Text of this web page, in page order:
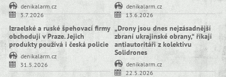
denikalarm.cz
3.7.2026
denikalarm.cz
13.6.2026
Izraelské a ruské špehovací firmy
obchodují v Praze. Jejich
produkty používá i česká policie
denikalarm.cz
31.5.2026
„Drony jsou dnes nejzásadnější
zbraní ukrajinské obrany,“ říkají
antiautoritáři z kolektivu
Solidrones
denikalarm.cz
22.5.2026